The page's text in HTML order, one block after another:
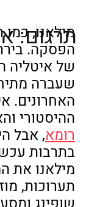
מילאנו,
הפסקה.
של איטליה
שעברה
האחרונים.
ההיסטורי
רומא, אבל
בתרבות
מילאנו את
תערוכות,
תרגום: